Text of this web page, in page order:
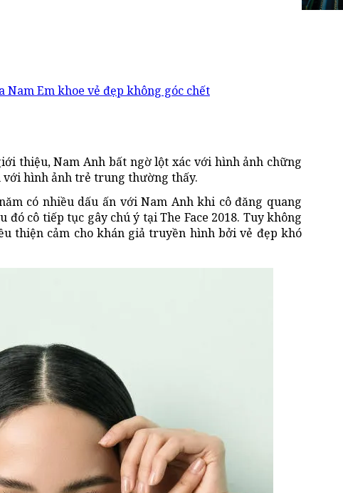
Nam Em khoe vẻ đẹp không góc chết
thiệu, Nam Anh bất ngờ lột xác với hình ảnh chững
với hình ảnh trẻ trung thường thấy.
có nhiều dấu ấn với Nam Anh khi cô đăng quang
cô tiếp tục gây chú ý tại The Face 2018. Tuy không
thiện cảm cho khán giả truyền hình bởi vẻ đẹp khó